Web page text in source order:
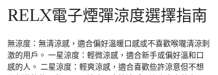
RELX電子煙彈涼度選擇指南
無涼度：無清涼感，適合偏好溫暖口感或不喜歡喉嚨清涼刺
激的用戶。 一星涼度：輕微涼感，適合新手或偏好溫和口
感的人。 二星涼度：輕爽涼感，適合喜歡些許涼意但不想